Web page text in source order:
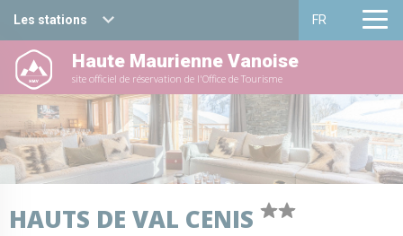
Les stations
Haute Maurienne Vanoise
Valfréjus
La Norma
Aussois
Val Cenis
FR
Français
English
Haute Maurienne Vanoise
site officiel de réservation de l'Office de Tourisme
HAUTS DE VAL CENIS